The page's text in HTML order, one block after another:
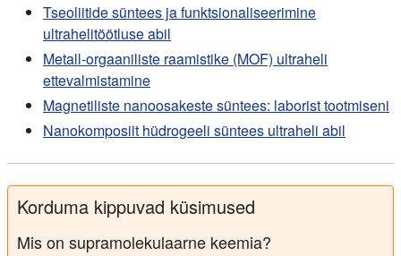
Tseoliitide süntees ja funktsionaliseerimine
ultrahelitöötluse abil
Metall-orgaaniliste raamistike (MOF) ultraheli
ettevalmistamine
Magnetiliste nanoosakeste süntees: laborist tootmiseni
Nanokomposiit hüdrogeeli süntees ultraheli abil
Korduma kippuvad küsimused
Mis on supramolekulaarne keemia?